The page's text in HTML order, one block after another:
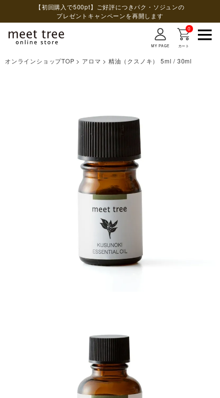
【初回購入で500pt】ご好評につきパク・ソジュンの
プレゼントキャンペーンを再開します
MY PAGE
0
カート
検索
オンラインショップTOP アロマ 精油（クスノキ） 5ml / 30ml